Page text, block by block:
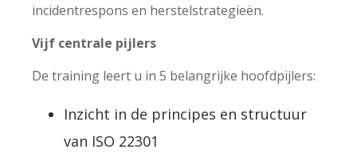
incidentrespons en herstelstrategieën.
Vijf centrale pijlers
De training leert u in 5 belangrijke hoofdpijlers:
Inzicht in de principes en structuur
van ISO 22301